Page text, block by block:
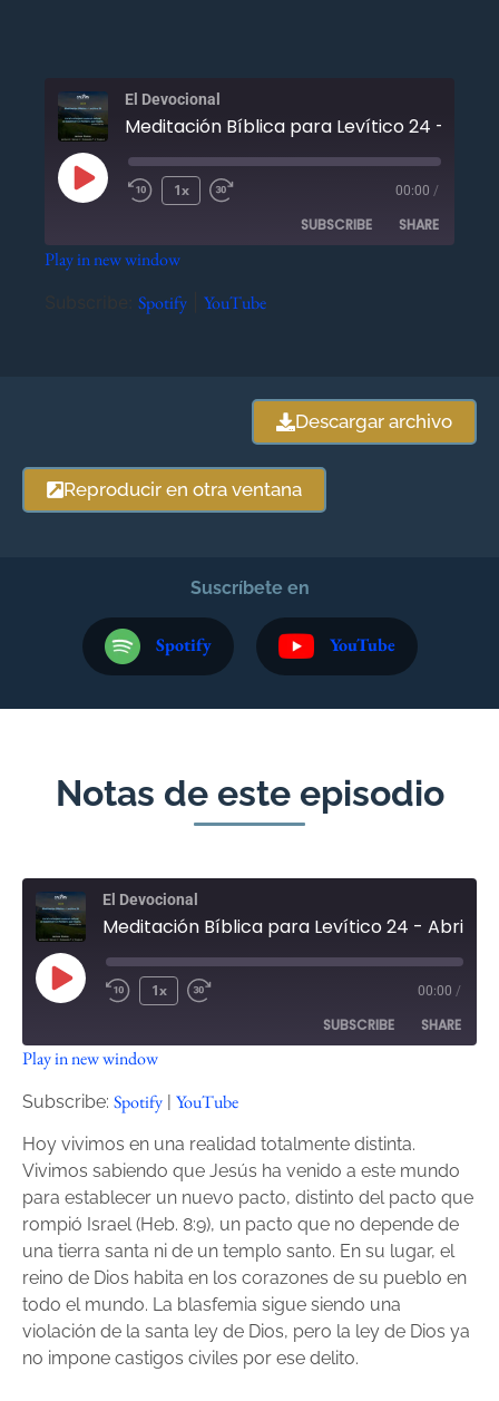
El Devocional
1x 00:00 /
SUBSCRIBE SHARE
Play in new window
Spotify YouTube
Descargar archivo
Reproducir en otra ventana
Suscríbete en
Spotify YouTube
Notas de este episodio
El Devocional
1x 00:00 /
SUBSCRIBE SHARE
Spotify
SHARE
LINK
EMBED
Play in new window
Subscribe: Spotify | YouTube
Hoy vivimos en una realidad totalmente distinta.
Vivimos sabiendo que Jesús ha venido a este mundo
para establecer un nuevo pacto, distinto del pacto que
rompió Israel (Heb. 8:9), un pacto que no depende de
una tierra santa ni de un templo santo. En su lugar, el
reino de Dios habita en los corazones de su pueblo en
todo el mundo. La blasfemia sigue siendo una
violación de la santa ley de Dios, pero la ley de Dios ya
no impone castigos civiles por ese delito.